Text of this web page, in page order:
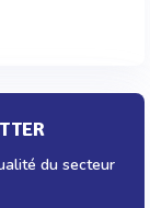
du secteur